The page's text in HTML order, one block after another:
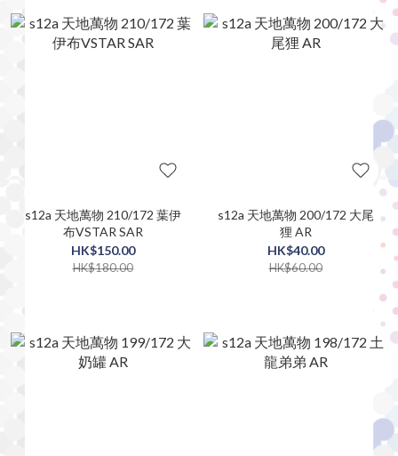
s12a 天地萬物 210/172 葉伊
布VSTAR SAR
HK$150.00
HK$180.00
s12a 天地萬物 200/172 大尾
狸 AR
HK$40.00
HK$60.00